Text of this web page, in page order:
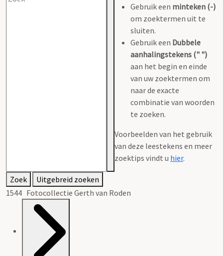
Gebruik een minteken (-)
om zoektermen uit te
sluiten.
Gebruik een Dubbele
aanhalingstekens (" ")
aan het begin en einde
van uw zoektermen om
naar de exacte
combinatie van woorden
te zoeken.
Voorbeelden van het gebruik
van deze leestekens en meer
zoektips vindt u hier.
Zoek
Uitgebreid zoeken
1544 Fotocollectie Gerth van Roden